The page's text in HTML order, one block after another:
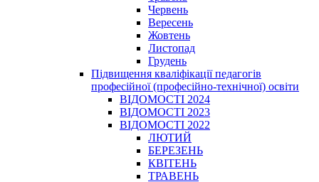
Червень
Вересень
Жовтень
Листопад
Грудень
Підвищення кваліфікації педагогів
професійної (професійно-технічної) освіти
ВІДОМОСТІ 2024
ВІДОМОСТІ 2023
ВІДОМОСТІ 2022
ЛЮТИЙ
БЕРЕЗЕНЬ
КВІТЕНЬ
ТРАВЕНЬ